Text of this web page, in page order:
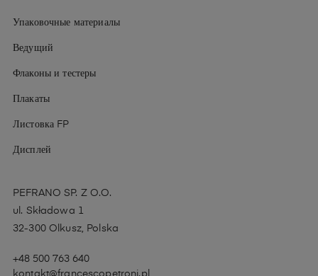
Упаковочные материалы
Ведущий
Флаконы и тестеры
Плакаты
Листовка FP
Дисплей
PEFRANO SP. Z O.O.
ul. Składowa 1
32-300 Olkusz, Polska
+48 500 763 640
kontakt@francescopetroni.pl